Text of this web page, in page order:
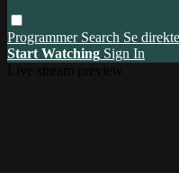
Programmer Search Se direkte
Start Watching Sign In